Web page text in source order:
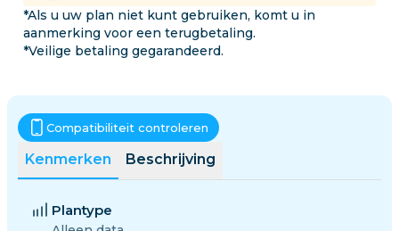
*Als u uw plan niet kunt gebruiken, komt u in
aanmerking voor een terugbetaling.
*Veilige betaling gegarandeerd.
Kenmerken Beschrijving
Compatibiliteit controleren
Plantype